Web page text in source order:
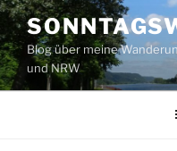
Zum
Inhalt
springenBlog über meine
und NRW